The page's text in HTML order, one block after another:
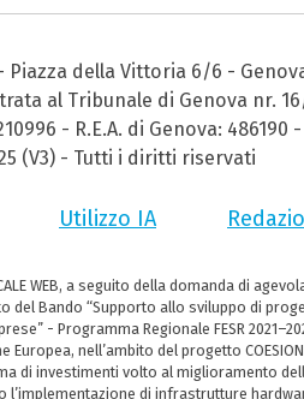
Piazza della Vittoria 6/6 -
al Tribunale di Genova nr.
- R.E.A. di Genova: 486190
(V3) - Tutti i diritti riservati
Utilizzo IA
WEB, a seguito della domanda di
del Bando “Supporto allo sviluppo di
- Programma Regionale FESR
Europea, nell’ambito del progetto
di investimenti volto al miglioramento
l’implementazione di infrastrutture